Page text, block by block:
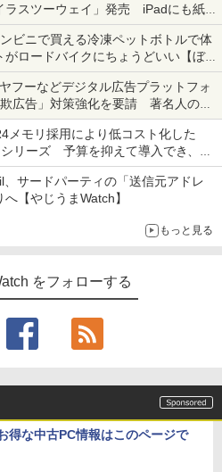
ラスツーウェイ」発売 iPadにも紙に
る
ビニで買える冷凍ペットボトルで体
ロードバイクにちょうどいい【ぼっ
【空いた時間でなにしてる？】
フーなどデジタル広告プラットフォ
広告」対策強化を要請 著名人の写
などへの対策として
メモリ採用により低コスト化した
リーズ 予算を抑えて導入でき、
ードも可能
サードパーティの「送信元アドレ
【やじうまWatch】
もっと見る
をフォローする
得な中古PC情報はこのページで